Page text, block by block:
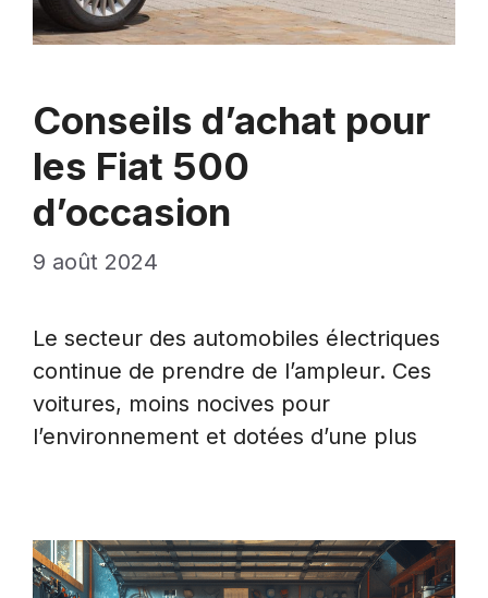
Conseils d’achat pour
les Fiat 500
d’occasion
9 août 2024
Le secteur des automobiles électriques
continue de prendre de l’ampleur. Ces
voitures, moins nocives pour
l’environnement et dotées d’une plus